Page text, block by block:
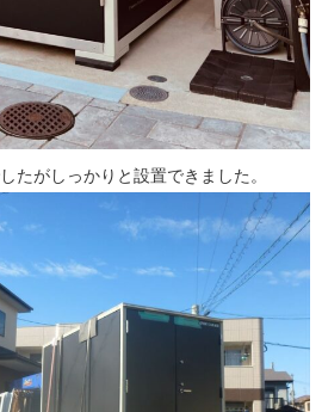
たがしっかりと設置できました。